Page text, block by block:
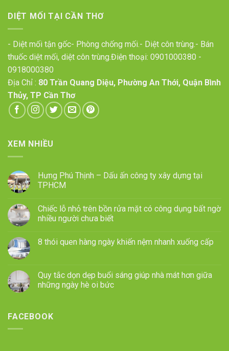
DIỆT MỐI TẠI CẦN THƠ
- Diệt mối tận gốc- Phòng chống mối.- Diệt côn trùng.- Bán
thuốc diệt mối, diệt côn trùng.Điện thoại: 0901000380 -
0918000380
Địa Chỉ : 80 Trần Quang Diệu, Phường An Thới, Quận Bình
Thủy, TP Cần Thơ
XEM NHIỀU
Hưng Phú Thịnh – Dấu ấn công ty xây dựng tại
TPHCM
Chiếc lỗ nhỏ trên bồn rửa mặt có công dụng bất ngờ
nhiều người chưa biết
8 thói quen hàng ngày khiến nệm nhanh xuống cấp
Quy tắc dọn dẹp buổi sáng giúp nhà mát hơn giữa
những ngày hè oi bức
FACEBOOK